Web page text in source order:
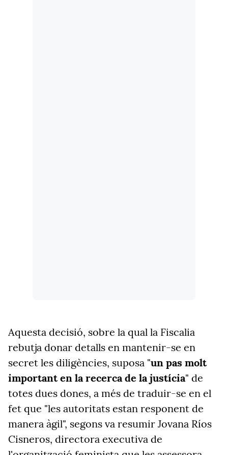
Aquesta decisió, sobre la qual la Fiscalia
rebutja donar detalls en mantenir-se en
secret les diligències, suposa "un pas molt
important en la recerca de la justícia" de
totes dues dones, a més de traduir-se en el
fet que "les autoritats estan responent de
manera àgil", segons va resumir Jovana Ríos
Cisneros, directora executiva de